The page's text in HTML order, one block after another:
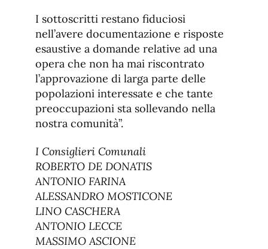
I sottoscritti restano fiduciosi
nell’avere documentazione e risposte
esaustive a domande relative ad una
opera che non ha mai riscontrato
l’approvazione di larga parte delle
popolazioni interessate e che tante
preoccupazioni sta sollevando nella
nostra comunità”.
I Consiglieri Comunali
ROBERTO DE DONATIS
ANTONIO FARINA
ALESSANDRO MOSTICONE
LINO CASCHERA
ANTONIO LECCE
MASSIMO ASCIONE